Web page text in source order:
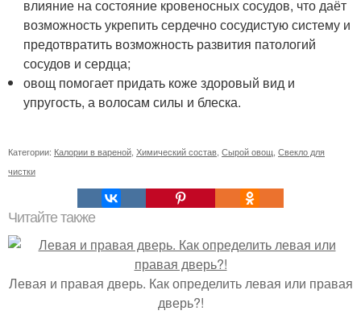
влияние на состояние кровеносных сосудов, что даёт
возможность укрепить сердечно сосудистую систему и
предотвратить возможность развития патологий
сосудов и сердца;
овощ помогает придать коже здоровый вид и
упругость, а волосам силы и блеска.
Категории: Калории в вареной Химический состав Сырой овощ Свекло для
чистки
Читайте также
Левая и правая дверь. Как определить левая или правая
дверь?!